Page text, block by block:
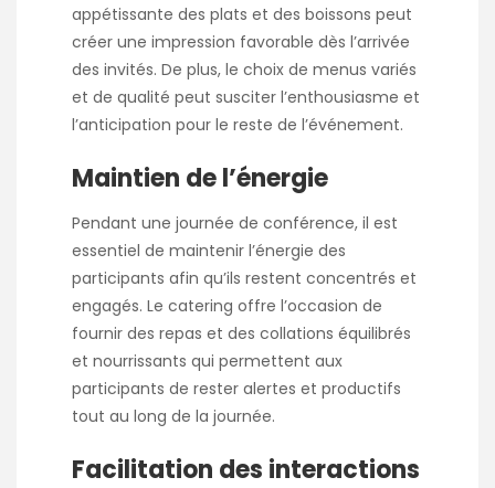
appétissante des plats et des boissons peut
créer une impression favorable dès l’arrivée
des invités. De plus, le choix de menus variés
et de qualité peut susciter l’enthousiasme et
l’anticipation pour le reste de l’événement.
Maintien de l’énergie
Pendant une journée de conférence, il est
essentiel de maintenir l’énergie des
participants afin qu’ils restent concentrés et
engagés. Le catering offre l’occasion de
fournir des repas et des collations équilibrés
et nourrissants qui permettent aux
participants de rester alertes et productifs
tout au long de la journée.
Facilitation des interactions